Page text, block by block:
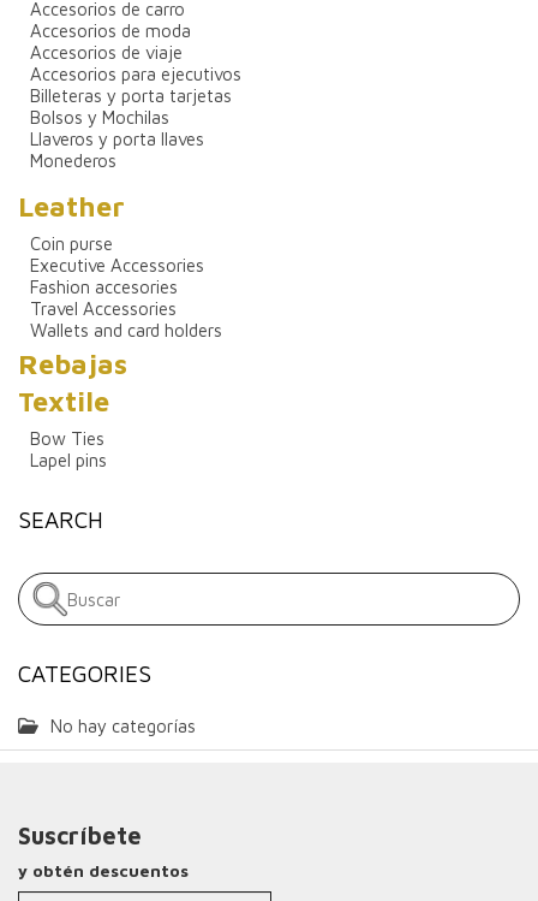
Accesorios de carro
Accesorios de moda
Accesorios de viaje
Accesorios para ejecutivos
Billeteras y porta tarjetas
Bolsos y Mochilas
Llaveros y porta llaves
Monederos
Leather
Coin purse
Executive Accessories
Fashion accesories
Travel Accessories
Wallets and card holders
Rebajas
Textile
Bow Ties
Lapel pins
SEARCH
CATEGORIES
No hay categorías
Suscríbete
y obtén descuentos